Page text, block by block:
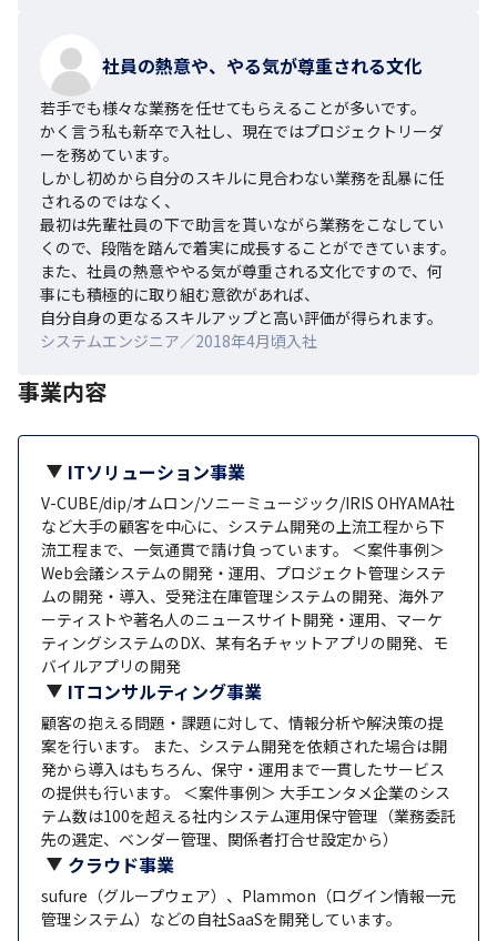
社員の熱意や、やる気が尊重される文化
若手でも様々な業務を任せてもらえることが多いです。
かく言う私も新卒で入社し、現在ではプロジェクトリーダ
ーを務めています。
しかし初めから自分のスキルに見合わない業務を乱暴に任
されるのではなく、
最初は先輩社員の下で助言を貰いながら業務をこなしてい
くので、段階を踏んで着実に成長することができています。
また、社員の熱意ややる気が尊重される文化ですので、何
事にも積極的に取り組む意欲があれば、
自分自身の更なるスキルアップと高い評価が得られます。
システムエンジニア／2018年4月頃入社
事業内容
ITソリューション事業
V-CUBE/dip/オムロン/ソニーミュージック/IRIS OHYAMA社
など大手の顧客を中心に、システム開発の上流工程から下
流工程まで、一気通貫で請け負っています。 ＜案件事例＞
Web会議システムの開発・運用、プロジェクト管理システ
ムの開発・導入、受発注在庫管理システムの開発、海外ア
ーティストや著名人のニュースサイト開発・運用、マーケ
ティングシステムのDX、某有名チャットアプリの開発、モ
バイルアプリの開発
ITコンサルティング事業
顧客の抱える問題・課題に対して、情報分析や解決策の提
案を行います。 また、システム開発を依頼された場合は開
発から導入はもちろん、保守・運用まで一貫したサービス
の提供も行います。 ＜案件事例＞ 大手エンタメ企業のシス
テム数は100を超える社内システム運用保守管理（業務委託
先の選定、ベンダー管理、関係者打合せ設定から）
クラウド事業
sufure（グループウェア）、Plammon（ログイン情報一元
管理システム）などの自社SaaSを開発しています。